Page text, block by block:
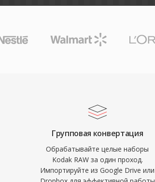
Групповая конвертация
Обрабатывайте целые наборы
Kodak RAW за один проход.
Импортируйте из Google Drive или